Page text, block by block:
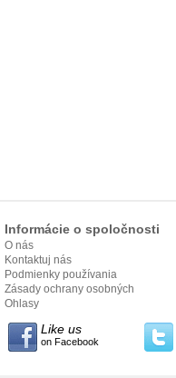
Informácie o spoločnosti
O nás
Kontaktuj nás
Podmienky používania
Zásady ochrany osobných
údajov
Ohlasy
Like us
on Facebook